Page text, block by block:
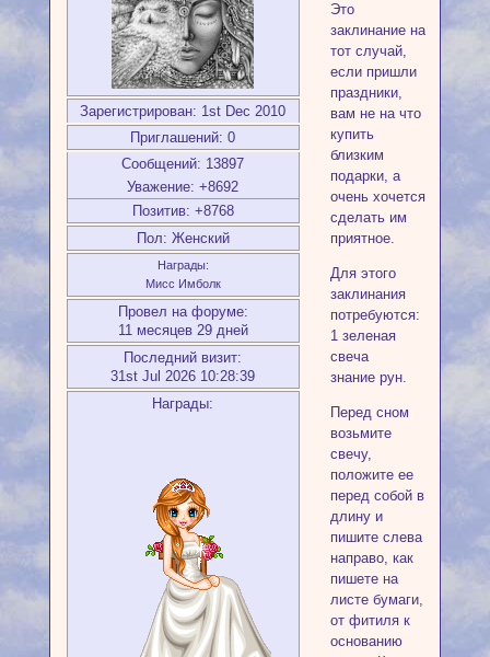
Зарегистрирован: 1st Dec 2010
Приглашений: 0
Сообщений: 13897
Уважение: +8692
Позитив: +8768
Пол: Женский
Награды:
Мисс Имболк
Провел на форуме:
11 месяцев 29 дней
Последний визит:
31st Jul 2026 10:28:39
Награды:
Это
заклинание на
тот случай,
если пришли
праздники,
вам не на что
купить
близким
подарки, а
очень хочется
сделать им
приятное.
Для этого
заклинания
потребуются:
1 зеленая
свеча
знание рун.
Перед сном
возьмите
свечу,
положите ее
перед собой в
длину и
пишите слева
направо, как
пишете на
листе бумаги,
от фитиля к
основанию